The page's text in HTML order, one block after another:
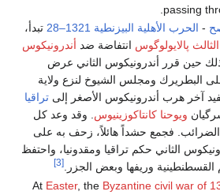
passing
- الحرب الأهلية البيزنطية 1321–28
تبدأ،
پالايولوگوس انتفاضة ضد أندرونيكوس
حين قرر أندرونيكوس الثاني عرض
البطريرك ومجلس الشيوخ لنزع ولاية
آخر هرب أندرونيكوس الأصغر إلىتراقيا
ويوحنا كانتاكوزينيوس . وقد وعد كل
الضرائب. فجمع حشداً هائلاً، زحف به على
الثاني حكم تراقيا ومقدونيا، واحتفظ
القسطنطينية وريفها وبعض الجزر.[3]
Easter, the Byzantine civil war of